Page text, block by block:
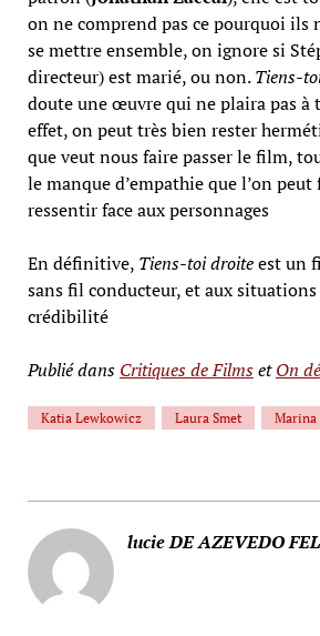
on ne comprend pas ce pourquoi ils
se mettre ensemble, on ignore si
directeur) est marié, ou non.Tiens-
doute une œuvre qui ne plaira pas à
effet, on peut très bien rester
que veut nous faire passer le film,
le manque d’empathie que l’on
ressentir face aux personnages
En définitive, Tiens-toi droiteest un
sans fil conducteur, et aux
crédibilité
Publié dans Critiques de FilmsetOn
Katia Lewkowicz Laura Smet Marina
lucie DE AZEVEDO